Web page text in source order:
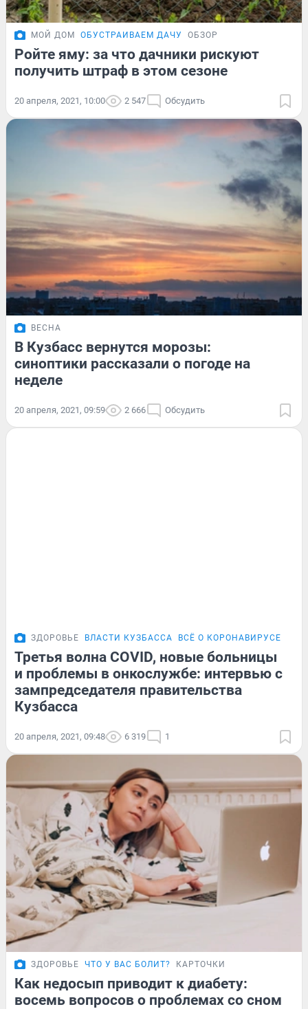
МОЙ ДОМ ОБУСТРАИВАЕМ ДАЧУ ОБЗОР
Ройте яму: за что дачники рискуют
получить штраф в этом сезоне
20 апреля, 2021, 10:00 2 547 Обсудить
ВЕСНА
В Кузбасс вернутся морозы:
синоптики рассказали о погоде на
неделе
20 апреля, 2021, 09:59 2 666 Обсудить
ЗДОРОВЬЕ ВЛАСТИ КУЗБАССА ВСЁ О КОРОНАВИРУСЕ
Третья волна COVID, новые больницы
и проблемы в онкослужбе: интервью с
зампредседателя правительства
Кузбасса
20 апреля, 2021, 09:48 6 319 1
ЗДОРОВЬЕ ЧТО У ВАС БОЛИТ? КАРТОЧКИ
Как недосып приводит к диабету:
восемь вопросов о проблемах со сном